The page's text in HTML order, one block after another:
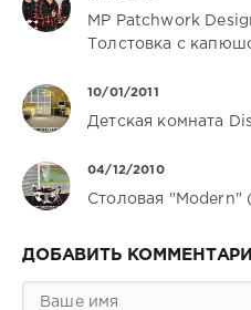
MP Patchwork
Толстовка с
10/01/2011
Детская комната
04/12/2010
Столовая "Modern"
ДОБАВИТЬ